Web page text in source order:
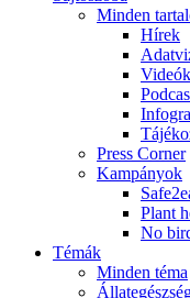
Minden
Hírek
Videók
Press Corner
Kampányok
Plant
No
Témák
Minden téma